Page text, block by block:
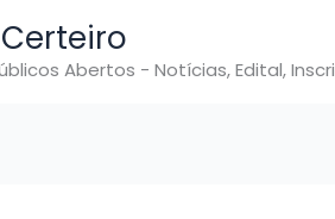
Abertos - Notícias, Edital,